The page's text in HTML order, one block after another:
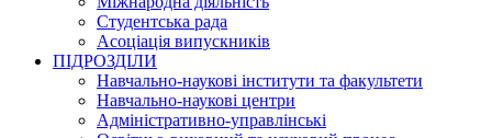
Студентська рада
Асоціація випускників
ПІДРОЗДІЛИ
Навчально-наукові інститути та факультети
Навчально-наукові центри
Адміністративно-управлінські